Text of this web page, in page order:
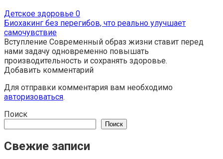
Детское здоровье 0
Биохакинг без перегибов, что реально улучшает
самочувствие
Вступление Современный образ жизни ставит перед
нами задачу одновременно повышать
производительность и сохранять здоровье.
Добавить комментарий
Для отправки комментария вам необходимо
авторизоваться.
Поиск
Поиск
Свежие записи